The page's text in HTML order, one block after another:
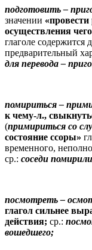
подготовить–
значении
осуществления
глаголе содержится
предварительный
для перевода–
помириться–
к чему-л.,
(примириться со
состояние ссоры»
временного,
ср.: соседи
посмотреть–
глагол сильнее
действия; ср.:
вошедшего;